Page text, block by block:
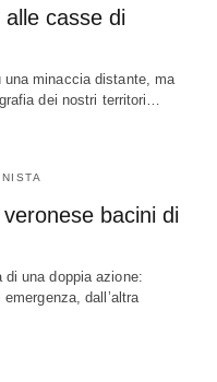
alle casse di
una minaccia distante, ma
dei nostri territori…
bacini di
una doppia azione:
dall’altra